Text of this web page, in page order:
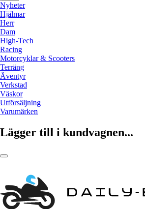
Nyheter
Hjälmar
Herr
Dam
High-Tech
Racing
Motorcyklar & Scooters
Terräng
Äventyr
Verkstad
Väskor
Utförsäljning
Varumärken
Lägger till i kundvagnen...